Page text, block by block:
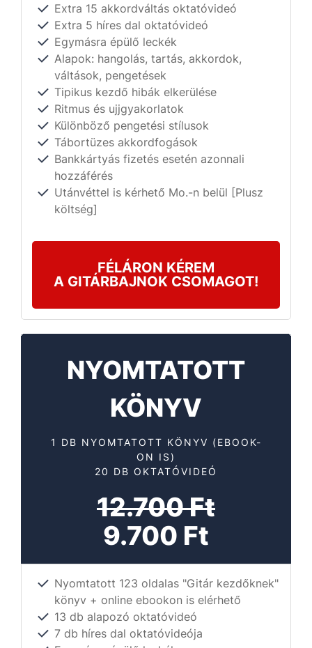
NYOMTATOTT
KÖNYV
1 DB NYOMTATOTT KÖNYV (EBOOK-
ON IS)
20 DB OKTATÓVIDEÓ
12.700 Ft
9.700 Ft
Nyomtatott 123 oldalas "Gitár kezdőknek"
könyv + online ebookon is elérhető
13 db alapozó oktatóvideó
7 db híres dal oktatóvideója
Extra 15 akkordváltás oktatóvideó
Extra 5 híres dal oktatóvideó
Egymásra épülő leckék
Alapok: hangolás, tartás, akkordok,
váltások, pengetések
Tipikus kezdő hibák elkerülése
Ritmus és ujjgyakorlatok
Különböző pengetési stílusok
Tábortüzes akkordfogások
Bankkártyás fizetés esetén azonnali
hozzáférés
Utánvéttel is kérhető Mo.-n belül [Plusz
költség]
FÉLÁRON KÉREM
A GITÁRBAJNOK CSOMAGOT!